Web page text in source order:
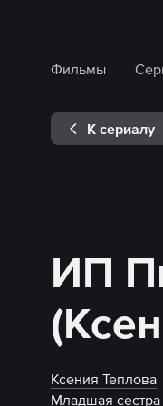
Фильмы
К сериалу
ИП
Ксения Теплова
Младшая сестра